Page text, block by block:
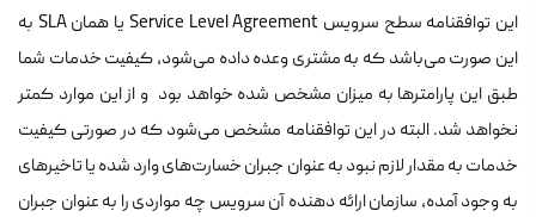
این توافقنامه سطح سرویس Service Level Agreement یا همان SLA به
این صورت می‌باشد که به مشتری وعده داده می‌شود، کیفیت خدمات شما
طبق این پارامتر‌ها به میزان مشخص شده خواهد بود و از این موارد کمتر
نخواهد شد. البته در این توافقنامه مشخص می‌شود که در صورتی کیفیت
خدمات به مقدار لازم نبود به عنوان جبران خسارت‌های وارد شده یا تاخیر‌های
به وجود آمده، سازمان ارائه دهنده آن سرویس چه مواردی را به عنوان جبران